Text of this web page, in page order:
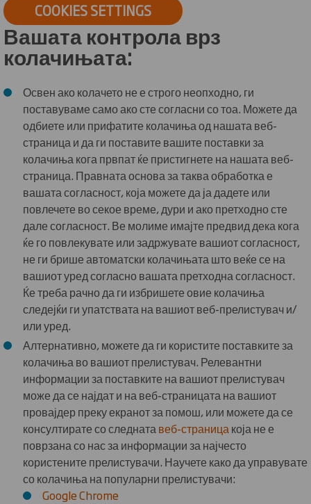
COOKIES SETTINGS
Вашата контрола врз
колачињата:
Освен ако колачето не е строго неопходно, ги
поставуваме само ако сте согласни со тоа. Можете да
одбиете или прифатите колачиња од нашата веб-
страница и да ги поставите вашите поставки за
колачиња кога првпат ќе пристигнете на нашата веб-
страница. Правната основа за таква обработка е
вашата согласност, која можете да ја дадете или
повлечете во секое време, дури и ако претходно сте
дале согласност. Ве молиме имајте предвид дека кога
ќе го повлекувате или задржувате вашиот согласност,
не ги брише автоматски колачињата што веќе се на
вашиот уред согласно вашата претходна согласност.
Ќе треба рачно да ги избришете овие колачиња
следејќи ги упатствата на вашиот веб-прелистувач и/
или уред.
Алтернативно, можете да ги користите поставките за
колачиња во вашиот прелистувач. Релевантни
информации за поставките на вашиот прелистувач
може да се најдат и на веб-страницата на вашиот
провајдер преку екранот за помош, или можете да се
консултирате со следната веб-страница која не е
поврзана со нас за информации за најчесто
користените прелистувачи. Научете како да управувате
со колачиња на популарни прелистувачи:
Google Chrome